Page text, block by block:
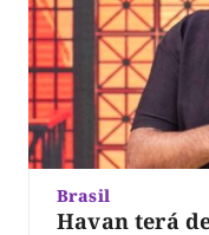
Brasil
Havan terá